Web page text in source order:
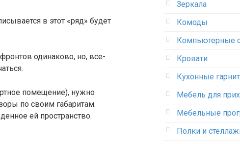
в этот «ряд» будет
одинаково, но, все-
помещение), нужно
по своим габаритам.
ей пространство.
Зеркала
Комоды
Компьютерные
Кровати
Кухонные
Мебель для
Мебельные
Полки и